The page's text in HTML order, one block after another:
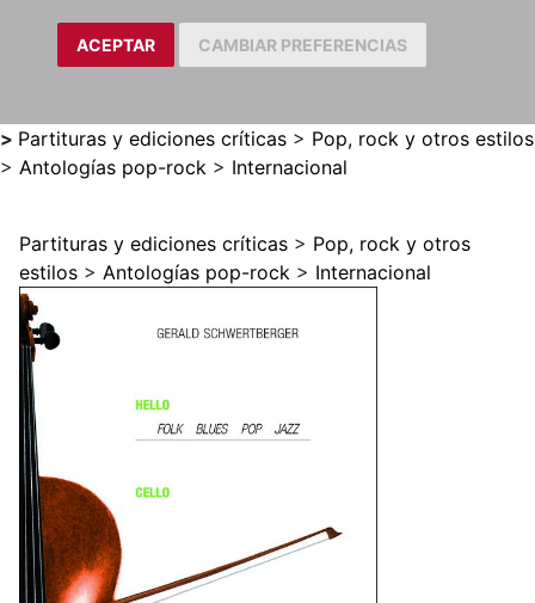
ACEPTAR CAMBIAR PREFERENCIAS
> Partituras y ediciones críticas > Pop, rock y otros estilos
> Antologías pop-rock > Internacional
Partituras y ediciones críticas > Pop, rock y otros
estilos > Antologías pop-rock > Internacional